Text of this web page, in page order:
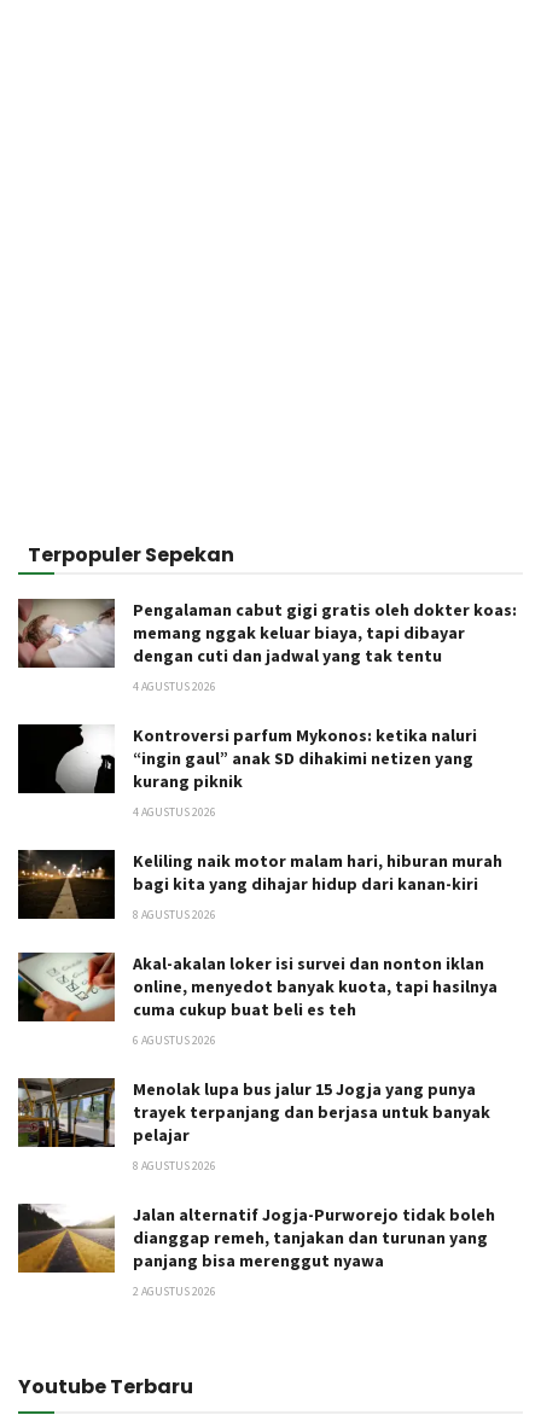
Terpopuler Sepekan
Pengalaman cabut gigi gratis oleh dokter koas:
memang nggak keluar biaya, tapi dibayar
dengan cuti dan jadwal yang tak tentu
4 AGUSTUS 2026
Kontroversi parfum Mykonos: ketika naluri
“ingin gaul” anak SD dihakimi netizen yang
kurang piknik
4 AGUSTUS 2026
Keliling naik motor malam hari, hiburan murah
bagi kita yang dihajar hidup dari kanan-kiri
8 AGUSTUS 2026
Akal-akalan loker isi survei dan nonton iklan
online, menyedot banyak kuota, tapi hasilnya
cuma cukup buat beli es teh
6 AGUSTUS 2026
Menolak lupa bus jalur 15 Jogja yang punya
trayek terpanjang dan berjasa untuk banyak
pelajar
8 AGUSTUS 2026
Jalan alternatif Jogja-Purworejo tidak boleh
dianggap remeh, tanjakan dan turunan yang
panjang bisa merenggut nyawa
2 AGUSTUS 2026
Youtube Terbaru